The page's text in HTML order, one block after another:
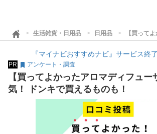
生活雑貨・日用品 日用品 【買って
『マイナビおすすめナビ』サービス終
PR アンケート・調査
【買ってよかったアロマディフュー
気！ ドンキで買えるものも！